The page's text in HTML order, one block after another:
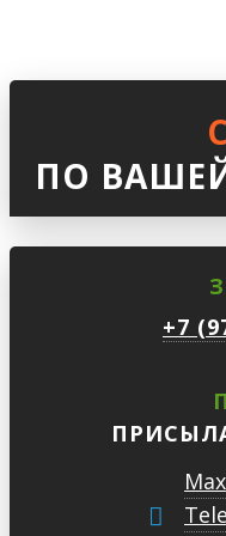
ПО
+7
Max